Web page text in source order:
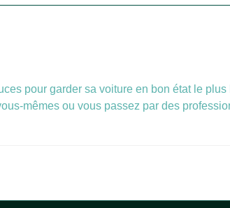
pour garder sa voiture en bon état le
mêmes ou vous passez par des